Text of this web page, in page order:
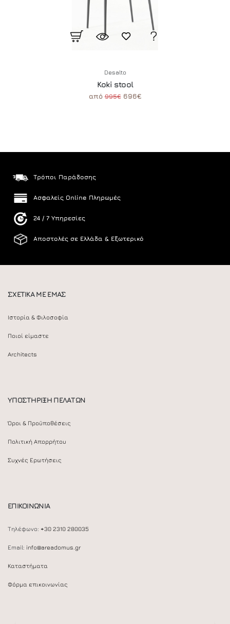
Desalto
Koki stool
από995€696€
Τρόποι Παράδοσης
Ασφαλείς Online Πληρωμές
24 / 7 Υπηρεσίες
Αποστολές σε Ελλάδα & Εξωτερικό
ΣΧΕΤΙΚΑ ΜΕ ΕΜΑΣ
Ιστορία & Φιλοσοφία
Ποιοί είμαστε
Architects
ΥΠΟΣΤΗΡΙΞΗ ΠΕΛΑΤΩΝ
Όροι & Προϋποθέσεις
Πολιτική Απορρήτου
Συχνές Ερωτήσεις
ΕΠΙΚΟΙΝΩΝΙΑ
Τηλέφωνο: +30 2310 280035
Email: info@areadomus.gr
Καταστήματα
Φόρμα επικοινωνίας